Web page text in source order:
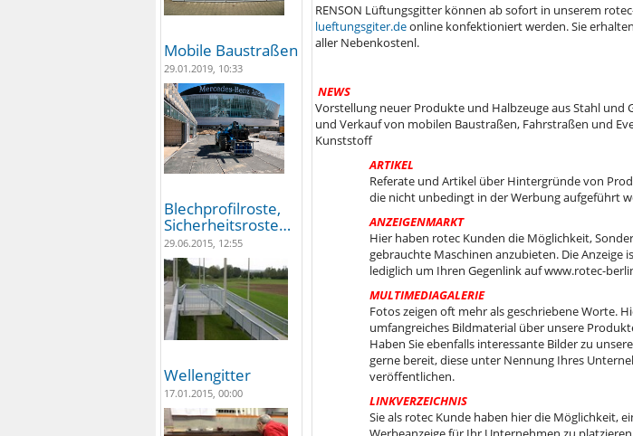
Mobile Baustraßen
29.01.2019, 10:33
Blechprofilroste,
Sicherheitsroste…
29.06.2015, 12:55
Wellengitter
17.01.2015, 00:00
RENSON Lüftungsgitter können ab sofort in unserem
lueftungsgiter.deonline konfektioniert werden. Sie
aller Nebenkostenl.
NEWS
Vorstellung neuer Produkte und Halbzeuge aus Stahl und
und Verkauf von mobilen Baustraßen, Fahrstraßen und
Kunststoff
ARTIKEL
Referate und Artikel über Hintergründe von
die nicht unbedingt in der Werbung aufgeführt
ANZEIGENMARKT
Hier haben rotec Kunden die Möglichkeit,
gebrauchte Maschinen anzubieten. Die Anzeige
lediglich um Ihren Gegenlink auf www.rotec-
MULTIMEDIAGALERIE
Fotos zeigen oft mehr als geschriebene Worte.
umfangreiches Bildmaterial über unsere
Haben Sie ebenfalls interessante Bilder zu
gerne bereit, diese unter Nennung Ihres
veröffentlichen.
LINKVERZEICHNIS
Sie als rotec Kunde haben hier die Möglichkeit,